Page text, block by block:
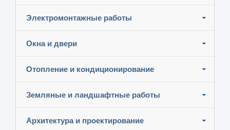
Электромонтажные работы
Окна и двери
Отопление и кондиционирование
Земляные и ландшафтные работы
Архитектура и проектирование